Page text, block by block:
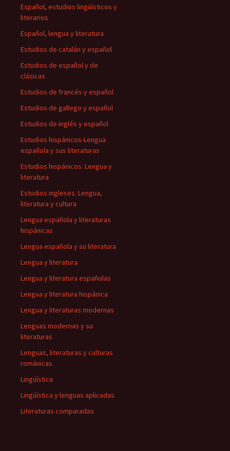
Español, estudios lingüísticos y
literarios
Español, lengua y literatura
Estudios de catalán y español
Estudios de español y de
clásicas
Estudios de francés y español
Estudios de gallego y español
Estudios de inglés y español
Estudios hispánicos-Lengua
española y sus literaturas
Estudios hispánicos. Lengua y
literatura
Estudios ingleses. Lengua,
literatura y cultura
Lengua española y literaturas
hispánicas
Lengua española y su literatura
Lengua y literatura
Lengua y literatura españolas
Lengua y literatura hispánica
Lengua y literaturas modernas
Lenguas modernas y su
literaturas
Lenguas, literaturas y culturas
románicas
Lingüística
Lingüística y lenguas aplicadas
Literaturas comparadas